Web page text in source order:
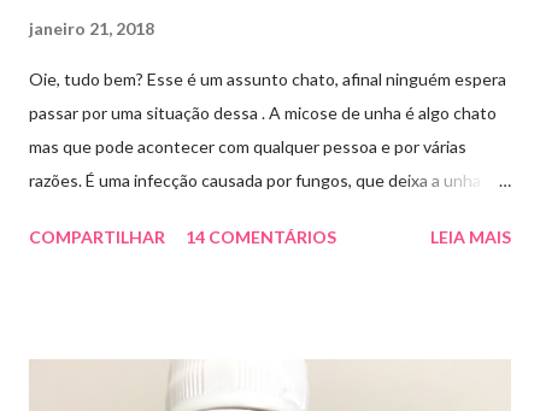
janeiro 21, 2018
Oie, tudo bem? Esse é um assunto chato, afinal ninguém espera
passar por uma situação dessa . A micose de unha é algo chato
mas que pode acontecer com qualquer pessoa e por várias
razões. É uma infecção causada por fungos, que deixa a unha
descolar da pele. As causas mais comuns dessas micoses é por
micose de unha é feito com esmaltes antifúngicos ou remédios
COMPARTILHAR 14 COMENTÁRIOS LEIA MAIS